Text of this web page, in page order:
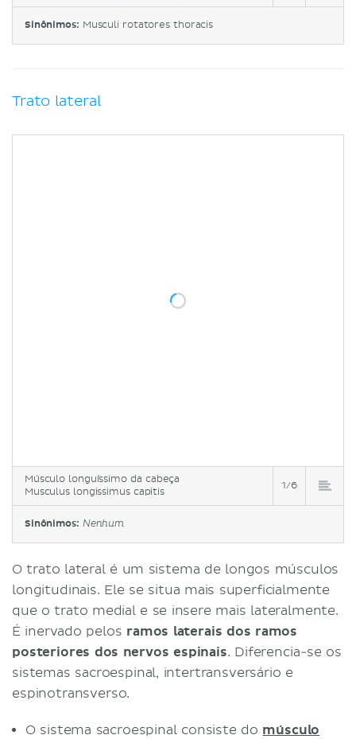
Sinônimos: Musculi rotatores thoracis
Trato lateral
Músculo longuíssimo da cabeça
Musculus longissimus capitis
1/6
Sinônimos: Nenhum
O trato lateral é um sistema de longos músculos
longitudinais. Ele se situa mais superficialmente
que o trato medial e se insere mais lateralmente.
É inervado pelos ramos laterais dos ramos
posteriores dos nervos espinais. Diferencia-se os
sistemas sacroespinal, intertransversário e
espinotransverso.
O sistema sacroespinal consiste do músculo